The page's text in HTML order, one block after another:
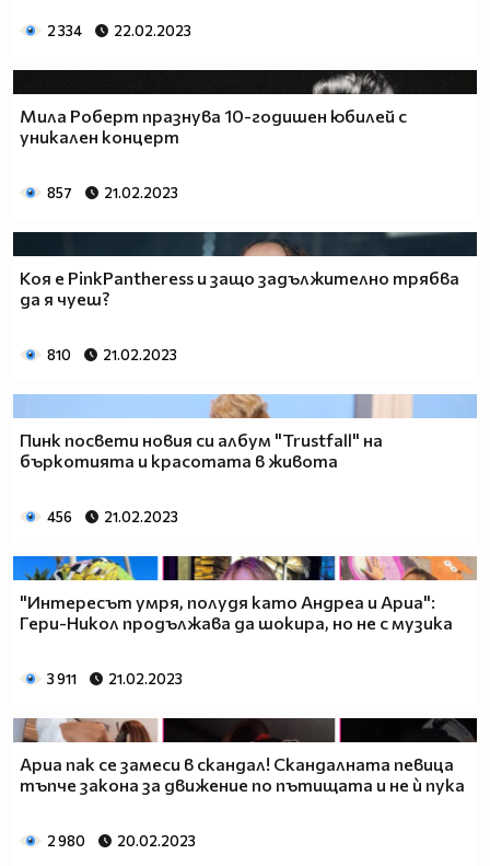
2 334 22.02.2023
Мила Роберт празнува 10-годишен юбилей с
уникален концерт
857 21.02.2023
Коя е PinkPantheress и защо задължително трябва
да я чуеш?
810 21.02.2023
Пинк посвети новия си албум "Trustfall" на
бъркотията и красотата в живота
456 21.02.2023
"Интересът умря, полудя като Андреа и Ариа":
Гери-Никол продължава да шокира, но не с музика
3 911 21.02.2023
Ариа пак се замеси в скандал! Скандалната певица
тъпче закона за движение по пътищата и не ѝ пука
2 980 20.02.2023